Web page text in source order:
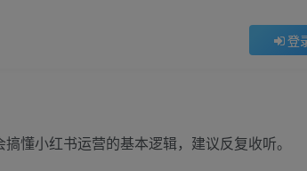
登
懂小红书运营的基本逻辑，建议反复收听。